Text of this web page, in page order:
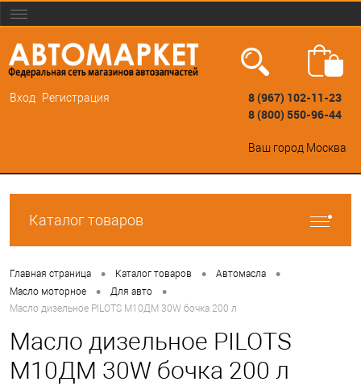
Вход Регистрация
8 (967) 102-11-23
8 (800) 550-96-44
Ваш город Москва
Каталог товаров
Главная страница • Каталог товаров • Автомасла •
Масло моторное • Для авто •
Масло дизельное PILOTS М10ДМ 30W бочка 200 л
Масло дизельное PILOTS
М10ДМ 30W бочка 200 л